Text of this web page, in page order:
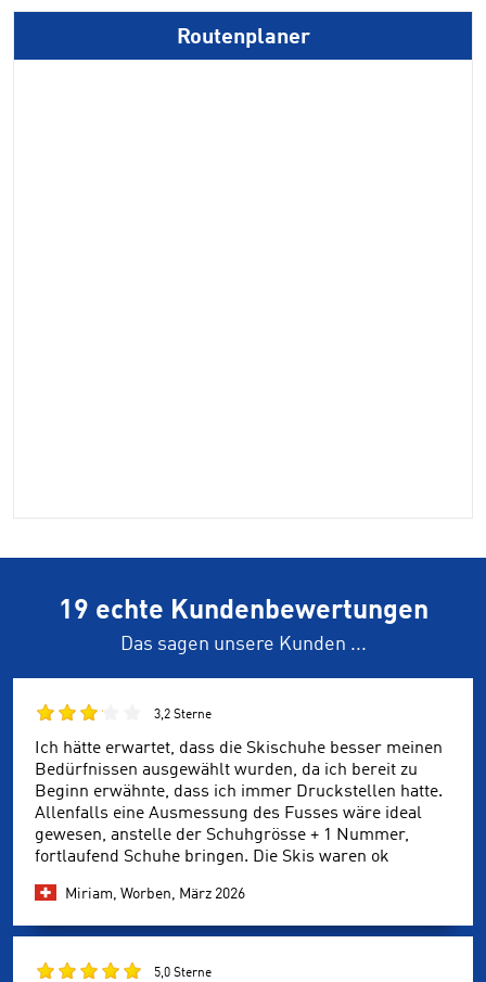
Routenplaner
19 echte Kundenbewertungen
Das sagen unsere Kunden ...
3,2 Sterne
Ich hätte erwartet, dass die Skischuhe besser meinen
Bedürfnissen ausgewählt wurden, da ich bereit zu
Beginn erwähnte, dass ich immer Druckstellen hatte.
Allenfalls eine Ausmessung des Fusses wäre ideal
gewesen, anstelle der Schuhgrösse + 1 Nummer,
fortlaufend Schuhe bringen. Die Skis waren ok
Miriam, Worben, März 2026
5,0 Sterne